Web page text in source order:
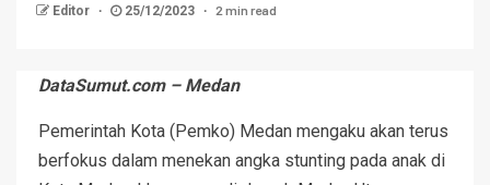
Editor 25/12/2023 2 min read
DataSumut.com – Medan
Pemerintah Kota (Pemko) Medan mengaku akan terus
berfokus dalam menekan angka stunting pada anak di